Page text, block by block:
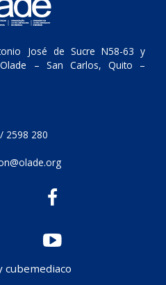
José de Sucre N58-63 y
– San Carlos, Quito –
2598 280
cubemediaco